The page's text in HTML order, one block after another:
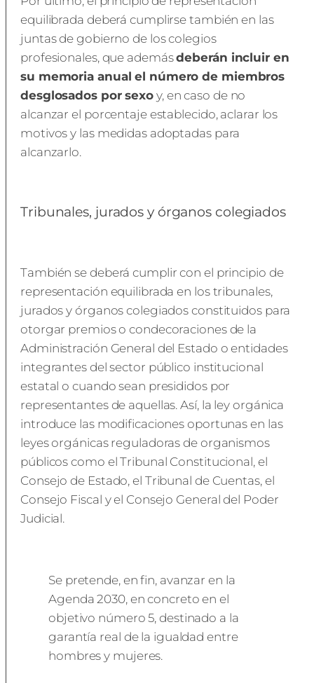
equilibrada deberá cumplirse también en las
juntas de gobierno de los colegios
profesionales, que ademásdeberán incluir en
su memoria anual el número de miembros
desglosados por sexo y, en caso de no
alcanzar el porcentaje establecido, aclarar los
motivos y las medidas adoptadas para
alcanzarlo.
Tribunales, jurados y órganos colegiados
También se deberá cumplir con el principio de
representación equilibrada en los tribunales,
jurados y órganos colegiados constituidos para
otorgar premios o condecoraciones de la
Administración General del Estado o entidades
integrantes del sector público institucional
estatal o cuando sean presididos por
representantes de aquellas. Así, la ley orgánica
introduce las modificaciones oportunas en las
leyes orgánicas reguladoras de organismos
públicos como el Tribunal Constitucional, el
Consejo de Estado, el Tribunal de Cuentas, el
Consejo Fiscal y el Consejo General del Poder
Judicial.
Se pretende, en fin, avanzar en la
Agenda 2030, en concreto en el
objetivo número 5, destinado a la
garantía real de la igualdad entre
hombres y mujeres.